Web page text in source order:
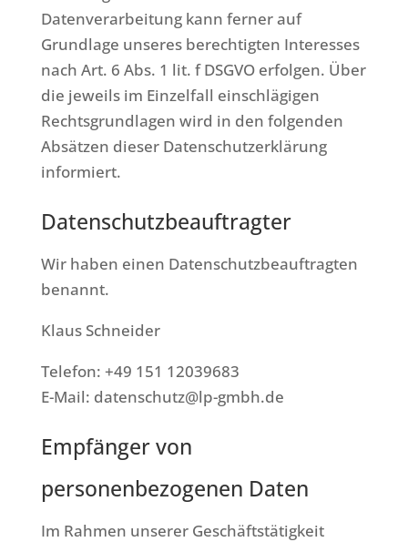
Datenverarbeitung kann ferner auf
Grundlage unseres berechtigten Interesses
nach Art. 6 Abs. 1 lit. f DSGVO erfolgen. Über
die jeweils im Einzelfall einschlägigen
Rechtsgrundlagen wird in den folgenden
Absätzen dieser Datenschutzerklärung
informiert.
Datenschutz­beauftragter
Wir haben einen Datenschutzbeauftragten
benannt.
Klaus Schneider
Telefon: +49 151 12039683
E-Mail: datenschutz@lp-gmbh.de
Empfänger von
personenbezogenen Daten
Im Rahmen unserer Geschäftstätigkeit